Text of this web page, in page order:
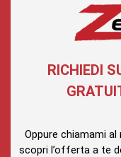
RICHIEDI
Oppure chiamami
scopri l’offerta a te